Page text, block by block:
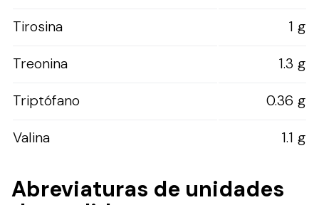
Tirosina
1 g
Treonina
1.3 g
Triptófano
0.36 g
Valina
1.1 g
Abreviaturas de unidades